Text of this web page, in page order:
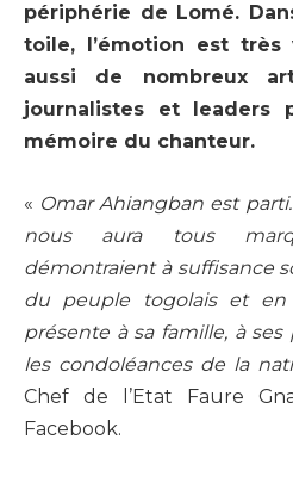
périphérie de Lomé.
toile, l’émotion est très
aussi de nombreux
journalistes et leaders
mémoire du chanteur.
« Omar Ahiangban est
nous aura tous
démontraient à suffisance
du peuple togolais et
présente à sa famille, à
les condoléances de la
Chef de l’Etat Faure
Facebook.